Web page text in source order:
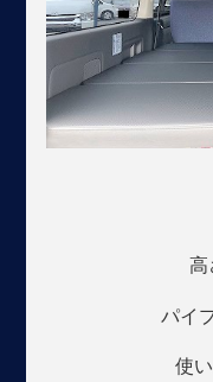
高
パイ
使